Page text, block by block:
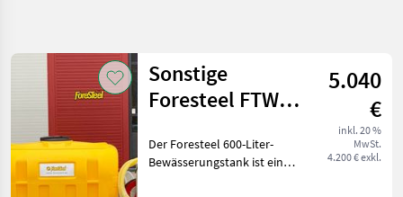
Kategorie 4 Land Filter
AKTUELLER
PFAD
Kommunaltechnik
Zurücksetzen
Ergebnisse
anzeigen
Sonstige
Foresteel FTW-
Bewässerungssystem
5.040
€
inkl. 20 %
MwSt.
4.200 € exkl.
Der Foresteel 600-Liter-
Bewässerungstank ist eine